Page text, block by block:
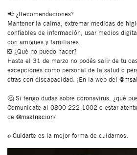
📢 ¿Recomendaciones?
Mantener la calma, extremar medidas de
confiables de información, usar medios
con amigues y familiares.
❎ ¿Qué no puedo hacer?
Hasta el 31 de marzo no podés salir de tu
excepciones como personal de la salud o
otras con discapacidad. ¡En la web del
🤔 Si tengo dudas sobre coronavirus, ¿qué
Comunícate al 0800-222-1002 o estar
de @msalnacion/
✊ Cuidarte es la mejor forma de cuidarnos.